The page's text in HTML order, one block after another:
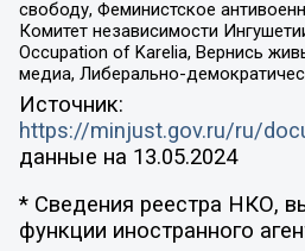
свободу, Феминистское
Комитет независимости
Occupation of Karelia, Вернись
медиа, Либерально-
Источник:
https://minjust.gov.ru/ru/
данные на 13.05.2024
* Сведения реестра НКО,
функции иностранного